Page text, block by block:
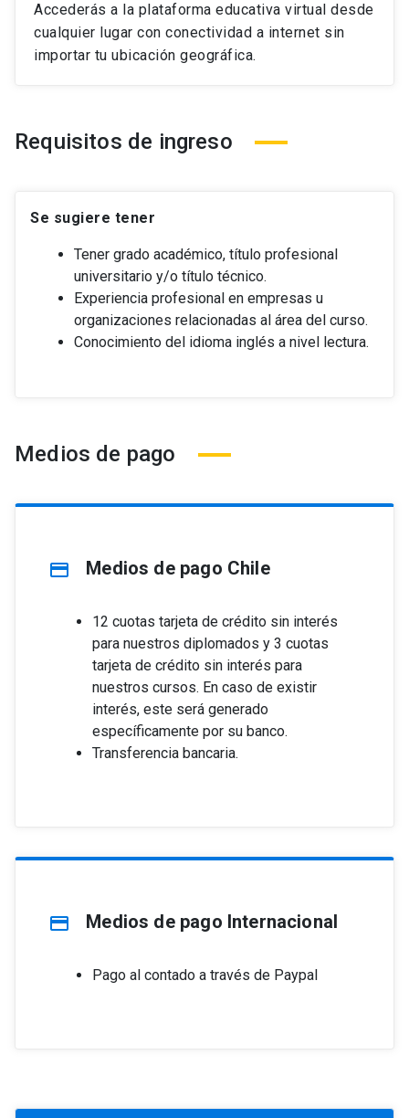
Accederás a la plataforma educativa virtual desde
cualquier lugar con conectividad a internet sin
importar tu ubicación geográfica.
Requisitos de ingreso
Se sugiere tener
Tener grado académico, título profesional
universitario y/o título técnico.
Experiencia profesional en empresas u
organizaciones relacionadas al área del curso.
Conocimiento del idioma inglés a nivel lectura.
Medios de pago
credit_card Medios de pago Chile
12 cuotas tarjeta de crédito sin interés
para nuestros diplomados y 3 cuotas
tarjeta de crédito sin interés para
nuestros cursos. En caso de existir
interés, este será generado
específicamente por su banco.
Transferencia bancaria.
credit_card Medios de pago Internacional
Pago al contado a través de Paypal